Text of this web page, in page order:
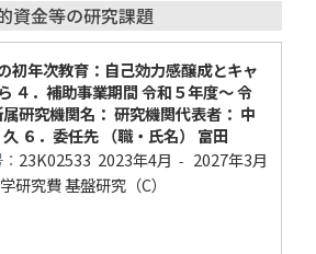
資金等の研究課題
初年次教育：自己効力感醸成とキャ
４．補助事業期間 令和５年度～ 令
研究機関名： 研究機関代表者： 中
６．委任先 （職・氏名） 富田
23K02533 2023年4月 - 2027年3月
研究費 基盤研究（C）